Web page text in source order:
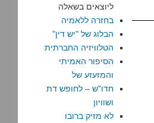
ליוצאים בשאלה
בחזרה ללאמיה
הבלוג של "יש דין"
הטלוויזיה החברתית
הסיפור האמיתי
והמזעזע של
חדו"ש – לחופש דת
ושוויון
לא מזיק ברובו